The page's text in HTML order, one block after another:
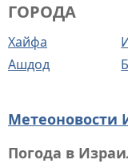
ГОРОДА
Хайфа
Ашдод
Метеоновости
Погода в